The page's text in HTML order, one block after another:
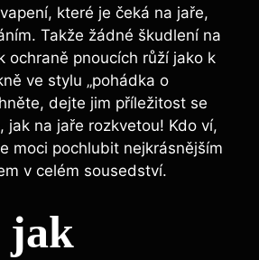
které je čeká na jaře,
Takže žádné škudlení na
ochraně pnoucích růží jako k
ve stylu „pohádka o
dejte jim příležitost se
jak na jaře rozkvetou! Kdo ví,
moci pochlubit nejkrásnějším
v celém sousedství.
jak